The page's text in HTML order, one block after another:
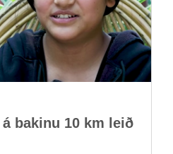
bak­inu 10 km leið